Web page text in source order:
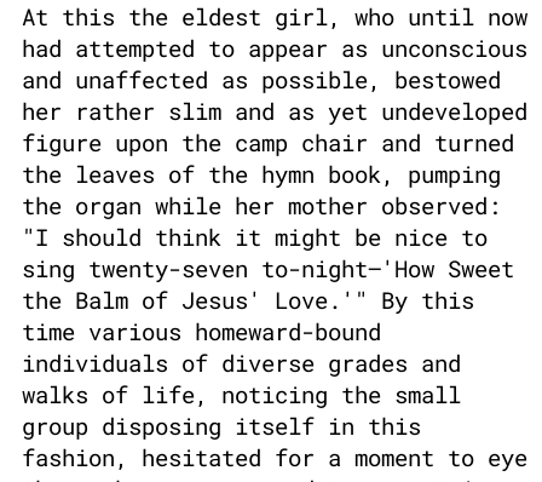
At this the eldest girl, who until now
had attempted to appear as unconscious
and unaffected as possible, bestowed
her rather slim and as yet undeveloped
figure upon the camp chair and turned
the leaves of the hymn book, pumping
the organ while her mother observed:
"I should think it might be nice to
sing twenty-seven to-night—'How Sweet
the Balm of Jesus' Love.'" By this
time various homeward-bound
individuals of diverse grades and
walks of life, noticing the small
group disposing itself in this
fashion, hesitated for a moment to eye